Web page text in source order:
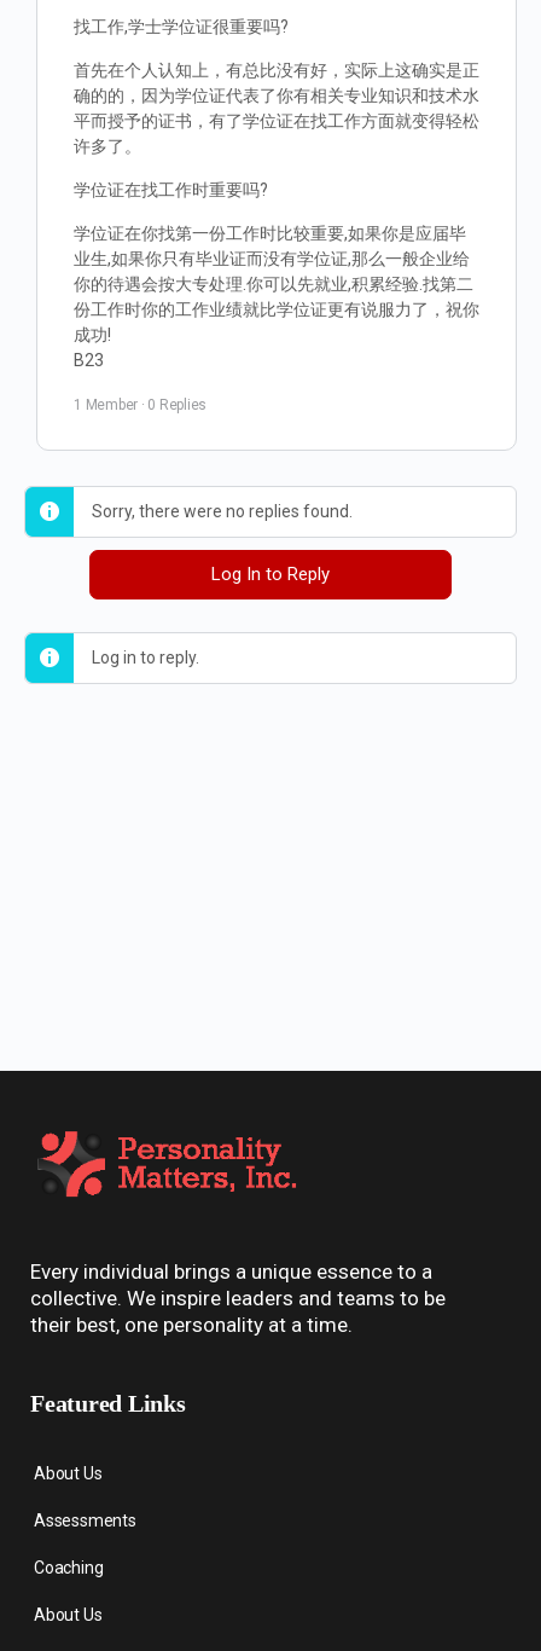
找工作,学士学位证很重要吗?
首先在个人认知上，有总比没有好，实际上这确实是正
确的的，因为学位证代表了你有相关专业知识和技术水
平而授予的证书，有了学位证在找工作方面就变得轻松
许多了。
学位证在找工作时重要吗?
学位证在你找第一份工作时比较重要,如果你是应届毕
业生,如果你只有毕业证而没有学位证,那么一般企业给
你的待遇会按大专处理.你可以先就业,积累经验.找第二
份工作时你的工作业绩就比学位证更有说服力了，祝你
成功!
B23
1 Member · 0 Replies
Sorry, there were no replies found.
Log In to Reply
Log in to reply.
Every individual brings a unique essence to a
collective. We inspire leaders and teams to be
their best, one personality at a time.
Featured Links
About Us
Assessments
Coaching
About Us